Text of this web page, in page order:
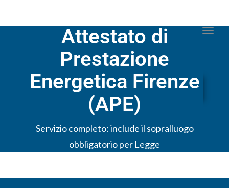
Attestato di
Prestazione
Energetica Firenze
(APE)
Servizio completo: include il sopralluogo
obbligatorio per Legge